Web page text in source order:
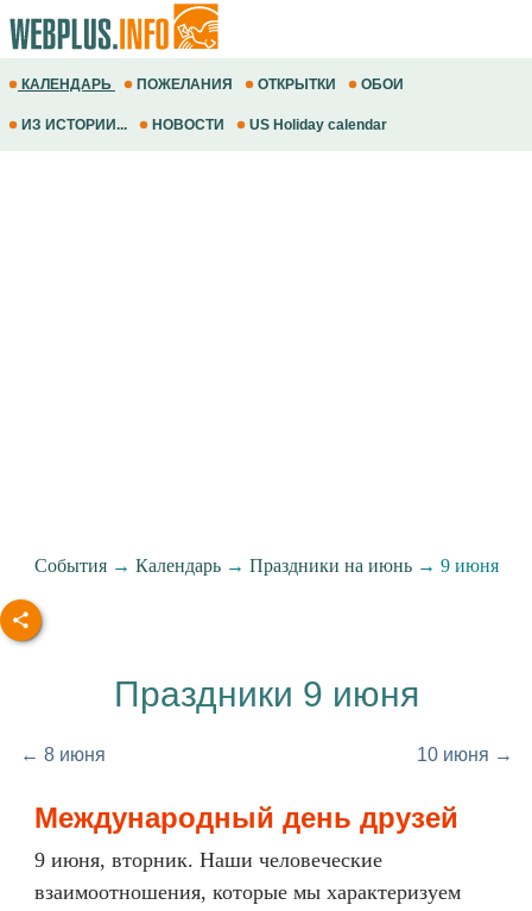
КАЛЕНДАРЬ ПОЖЕЛАНИЯ ОТКРЫТКИ ОБОИ
ИЗ ИСТОРИИ... НОВОСТИ US Holiday calendar
События→ Календарь→ Праздники на июнь→ 9 июня
Праздники 9 июня
← 8 июня 10 июня →
Международный день друзей
9 июня, вторник. Наши человеческие
взаимоотношения, которые мы характеризуем